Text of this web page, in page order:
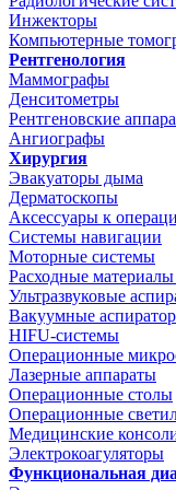
Инжекторы
Компьютерные
Рентгенология
Маммографы
Денситометры
Рентгеновские
Ангиографы
Хирургия
Эвакуаторы дыма
Дерматоскопы
Аксессуары к
Системы навигации
Моторные системы
Расходные
Ультразвуковые
Вакуумные
HIFU-системы
Операционные
Лазерные аппараты
Операционные столы
Операционные
Медицинские
Электрокоагуляторы
Функциональная